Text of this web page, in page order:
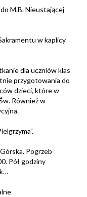
M.B. Nieustającej
w kaplicy
dla uczniów klas
przygotowania do
dzieci, które w
Również w
Pogrzeb
Pół godziny